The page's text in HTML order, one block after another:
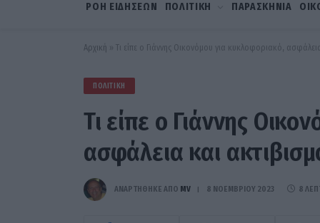
ΡΟΗ ΕΙΔΗΣΕΩΝ ΠΟΛΙΤΙΚΗ ΠΑΡΑΣΚΗΝΙΑ
Αρχική » Τι είπε ο Γιάννης Οικονόμου για κυκλοφοριακό,
ΠΟΛΙΤΙΚΉ
Τι είπε ο Γιάννης
ασφάλεια και
ΑΝΑΡΤΗΘΗΚΕ ΑΠΟ MV 8 ΝΟΕΜΒΡΊΟΥ 2023 8